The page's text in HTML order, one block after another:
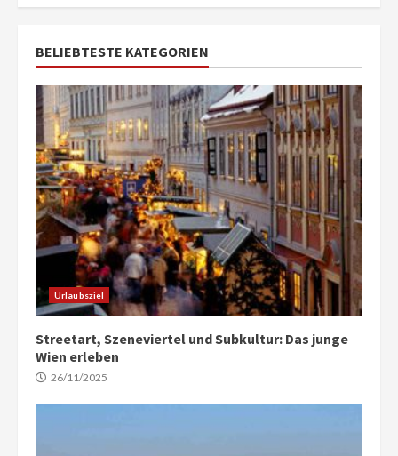
BELIEBTESTE KATEGORIEN
Urlaubsziel
Streetart, Szeneviertel und Subkultur: Das junge
Wien erleben
26/11/2025